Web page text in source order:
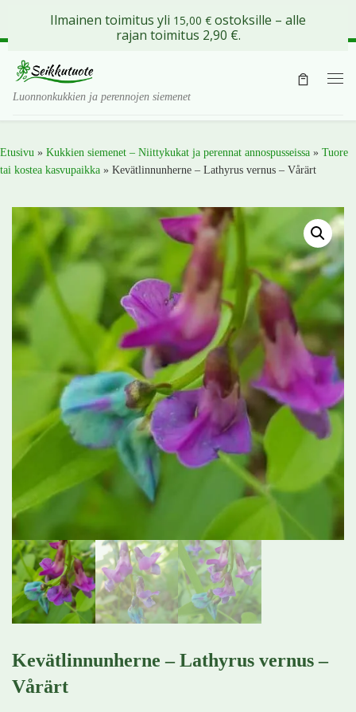
Skip to content
Luonnonkukkien ja perennojen siemenet
Etusivu » Kukkien siemenet – Niittykukat ja perennat annospusseissa » Tuore
tai kostea kasvupaikka » Kevätlinnunherne – Lathyrus vernus – Vårärt
Kevätlinnunherne – Lathyrus vernus –
Vårärt
Ilmainen toimitus yli 15,00 € ostoksille – alle
rajan toimitus 2,90 €.